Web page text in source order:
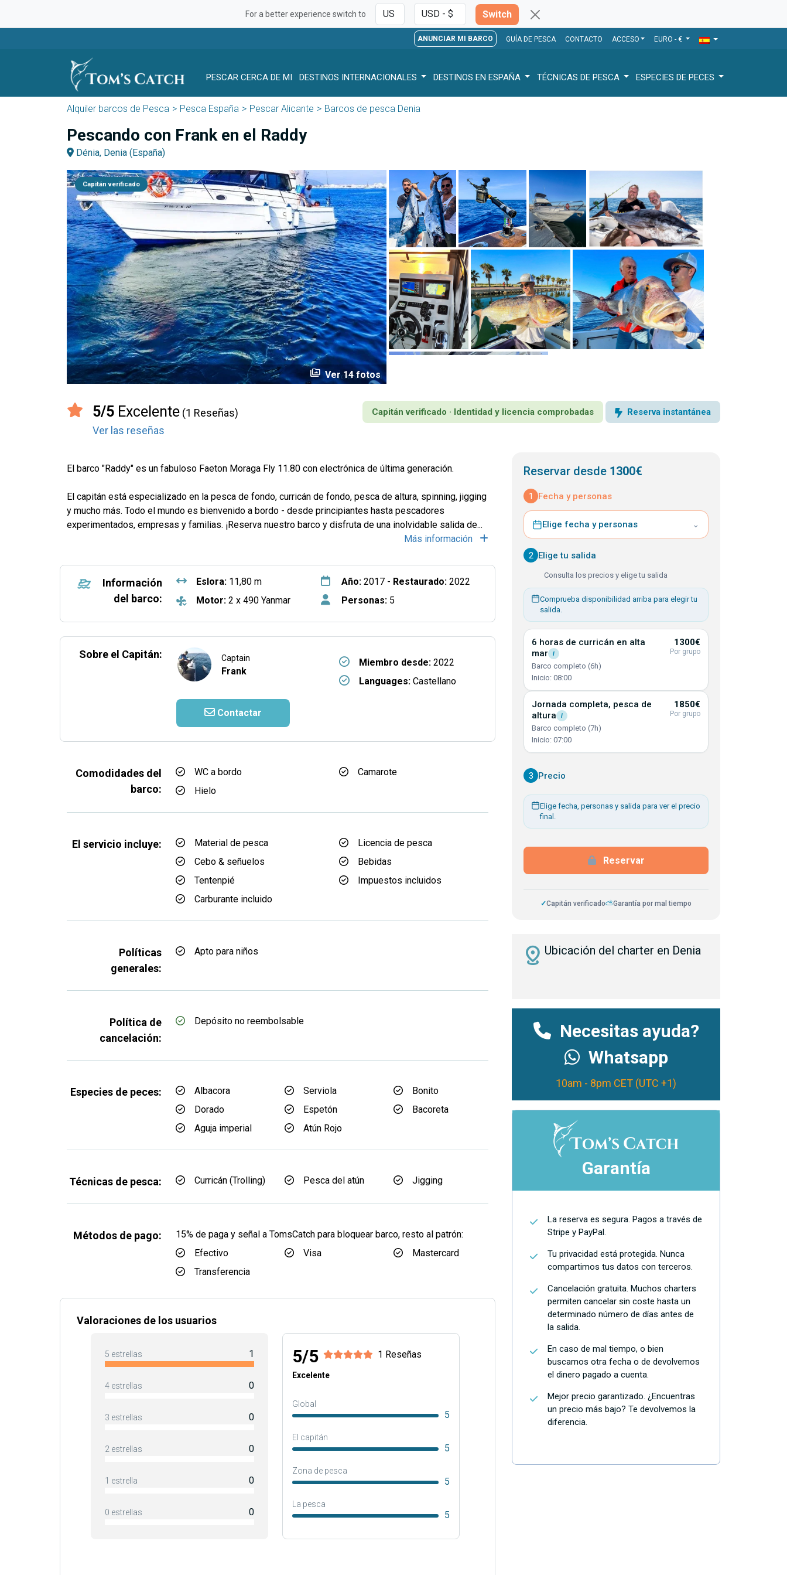
For a better experience switch to Switch
ANUNCIAR MI BARCO GUÍA DE PESCA CONTACTO ACCESO EURO - €
PESCAR CERCA DE MI DESTINOS INTERNACIONALES DESTINOS EN ESPAÑA TÉCNICAS DE PESCA ESPECIES DE PECES
Alquiler barcos de Pesca Pesca España Pescar Alicante Barcos de pesca Denia
Pescando con Frank en el Raddy
Dénia, Denia (España)
Capitán verificado
perm_media Ver 14 fotos
5/5 Excelente (1 Reseñas)
Ver las reseñas
Capitán verificado · Identidad y licencia comprobadas Reserva instantánea
El barco "Raddy" es un fabuloso Faeton Moraga Fly 11.80 con electrónica de última generación.
El capitán está especializado en la pesca de fondo, curricán de fondo, pesca de altura, spinning, jigging
y mucho más. Todo el mundo es bienvenido a bordo - desde principiantes hasta pescadores
experimentados, empresas y familias. ¡Reserva nuestro barco y disfruta de una inolvidable salida de...
Más información
Información
del barco:
Eslora:11,80 m
Motor:2 x 490 Yanmar
Año:2017 - Restaurado: 2022
Personas:5
Sobre el Capitán: Captain
Frank
Contactar
Miembro desde:2022
Languages:Castellano
Comodidades del
barco:
WC a bordo
Camarote
Hielo
El servicio incluye: Material de pesca
Licencia de pesca
Cebo & señuelos
Bebidas
Tentenpié
Impuestos incluidos
Carburante incluido
Políticas
generales:
Apto para niños
Política de
cancelación:
Depósito no reembolsable
Especies de peces: Albacora Serviola
Bonito
Dorado
Espetón
Bacoreta
Aguja imperial
Atún Rojo
Técnicas de pesca: Curricán (Trolling) Pesca del atún Jigging
Métodos de pago:
15% de paga y señal a TomsCatch para bloquear barco, resto al patrón:
Efectivo
Visa
Mastercard
Transferencia
Valoraciones de los usuarios
5 estrellas 1
4 estrellas 0
3 estrellas 0
2 estrellas 0
1 estrella 0
0 estrellas 0
5/5 1 Reseñas
Excelente
Global
5
El capitán
5
Zona de pesca
5
La pesca
5
Reservar desde 1300€
1 Fecha y personas
Elige fecha y personas ⌄
2 Elige tu salida
Consulta los precios y elige tu salida
Comprueba disponibilidad arriba para elegir tu
salida.
6 horas de curricán en alta
mar
i
Barco completo (6h)
Inicio: 08:00
1300€
Por grupo
Jornada completa, pesca de
altura
i
Barco completo (7h)
Inicio: 07:00
1850€
Por grupo
3 Precio
Elige fecha, personas y salida para ver el precio
final.
Reservar
✓Capitán verificado⛅Garantía por mal tiempo
distance Ubicación del charter en Denia
Necesitas ayuda?
Whatsapp
10am - 8pm CET (UTC +1)
Garantía
La reserva es segura. Pagos a través de
Stripe y PayPal.
Tu privacidad está protegida. Nunca
compartimos tus datos con terceros.
Cancelación gratuita. Muchos charters
permiten cancelar sin coste hasta un
determinado número de días antes de
la salida.
En caso de mal tiempo, o bien
buscamos otra fecha o de devolvemos
el dinero pagado a cuenta.
Mejor precio garantizado. ¿Encuentras
un precio más bajo? Te devolvemos la
diferencia.